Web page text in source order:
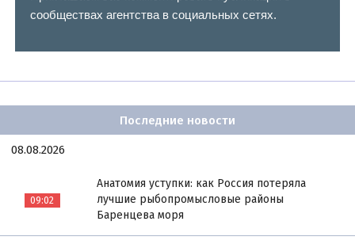
сообществах агентства в социальных сетях.
Последние новости
08.08.2026
09:02
Анатомия уступки: как Россия потеряла
лучшие рыбопромысловые районы
Баренцева моря